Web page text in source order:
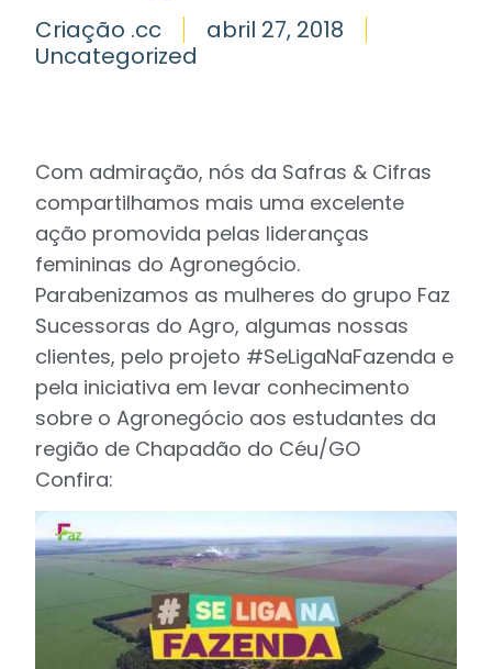
Criação .cc
abril 27, 2018
Uncategorized
Com admiração, nós da Safras & Cifras
compartilhamos mais uma excelente
ação promovida pelas lideranças
femininas do Agronegócio.
Parabenizamos as mulheres do grupo Faz
Sucessoras do Agro, algumas nossas
clientes, pelo projeto #SeLigaNaFazenda e
pela iniciativa em levar conhecimento
sobre o Agronegócio aos estudantes da
região de Chapadão do Céu/GO
Confira: